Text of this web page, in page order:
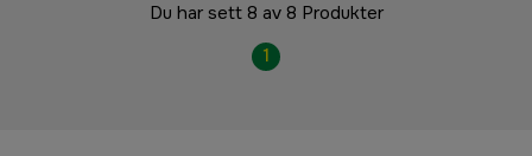
Du har sett 8 av 8 Produkter
1